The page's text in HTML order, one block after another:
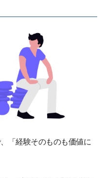
「経験そのものも価値に